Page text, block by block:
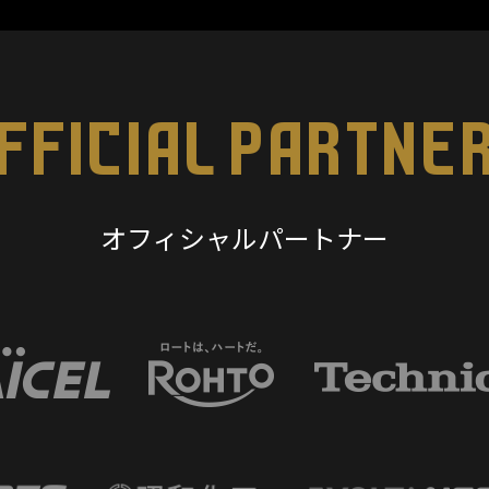
オフィシャルパートナー